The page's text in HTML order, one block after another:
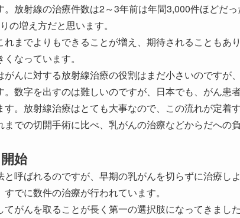
放射線の治療件数は2～3年前は年間3,000件ほどだ
の増え方だと思います。
までよりもできることが増え、期待されることもあ
なっています。
んに対する放射線治療の役割はまだ小さいのですが
。数字を出すのは難しいのですが、日本でも、がん患
。放射線治療はとても大事なので、この流れが定着
での切開手術に比べ、乳がんの治療などからだへの
始
呼ばれるのですが、早期の乳がんを切らずに治療し
でに数件の治療が行われています。
がんを取ることが長く第一の選択肢になってきまし